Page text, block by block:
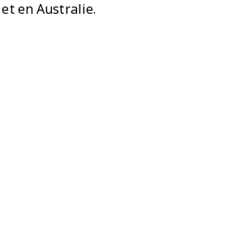
en Australie.